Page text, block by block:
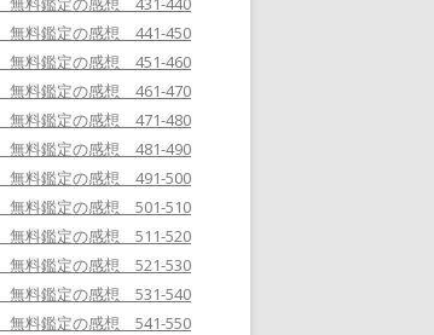
無料鑑定の感想 441-450
無料鑑定の感想 451-460
無料鑑定の感想 461-470
無料鑑定の感想 471-480
無料鑑定の感想 481-490
無料鑑定の感想 491-500
無料鑑定の感想 501-510
無料鑑定の感想 511-520
無料鑑定の感想 521-530
無料鑑定の感想 531-540
無料鑑定の感想 541-550